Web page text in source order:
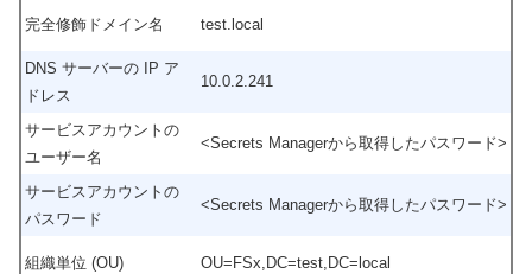
完全修飾ドメイン名 test.local
DNS サーバーの IP ア
ドレス
10.0.2.241
サービスアカウントの
ユーザー名
<Secrets Managerから取得したパスワード>
サービスアカウントの
パスワード
<Secrets Managerから取得したパスワード>
組織単位 (OU) OU=FSx,DC=test,DC=local